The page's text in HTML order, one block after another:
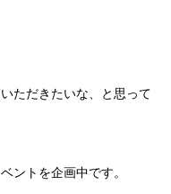
ただきたいな、と思って
ントを企画中です。